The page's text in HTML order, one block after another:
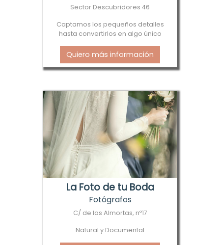
Sector Descubridores 46
Captamos los pequeños detalles
hasta convertirlos en algo único
Quiero más información
La Foto de tu Boda
Fotógrafos
C/ de las Almortas, nº17
Natural y Documental